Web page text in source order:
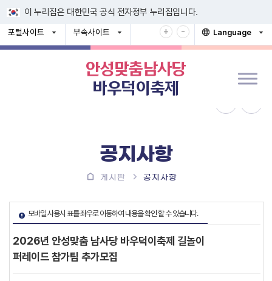
이 누리집은 대한민국 공식 전자정부 누리집입니다.
포털사이트
기
부속사이트
기
+확
대
서
보
기
-축
소
서
보
Language
기
안성맞춤남사당
바우덕이축제
공지사항
게시판 공지사항
모바일 사용시 표를 좌우로 이동하여 내용을 확인 할 수 있습니다.
2026년 안성맞춤 남사당 바우덕이축제 길놀이
퍼레이드 참가팀 추가모집